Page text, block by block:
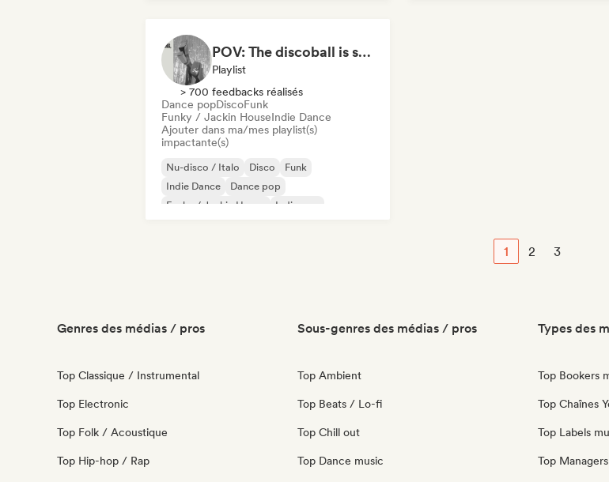
POV: The discoball is spinning, and you’re the star
Playlist
> 700 feedbacks réalisés
Dance popDiscoFunk
Funky / Jackin HouseIndie Dance
Ajouter dans ma/mes playlist(s)
impactante(s)
Nu-disco / Italo Disco
Funk
Indie Dance
Dance pop
Funky / Jackin House
Indie pop
1 2 3
Genres des médias / pros
Top Classique / Instrumental
Top Electronic
Top Folk / Acoustique
Top Hip-hop / Rap
Sous-genres des médias / pros
Top Ambient
Top Beats / Lo-fi
Top Chill out
Top Dance music
Types des
Top Bookers
Top Chaînes
Top Labels
Top